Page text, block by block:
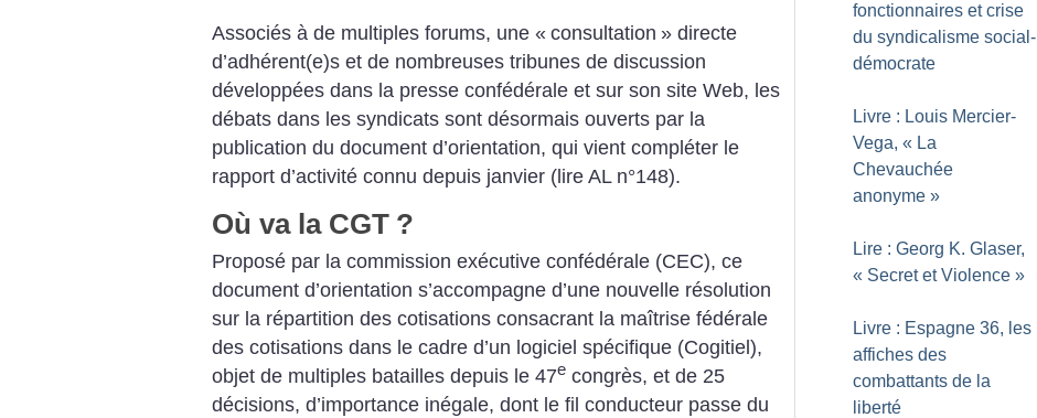
Associés à de multiples forums, une « consultation » directe
d’adhérent(e)s et de nombreuses tribunes de discussion
développées dans la presse confédérale et sur son site Web, les
débats dans les syndicats sont désormais ouverts par la
publication du document d’orientation, qui vient compléter le
rapport d’activité connu depuis janvier (lire AL n°148).
Où va la CGT ?
Proposé par la commission exécutive confédérale (CEC), ce
document d’orientation s’accompagne d’une nouvelle résolution
sur la répartition des cotisations consacrant la maîtrise fédérale
des cotisations dans le cadre d’un logiciel spécifique (Cogitiel),
objet de multiples batailles depuis le 47e congrès, et de 25
décisions, d’importance inégale, dont le fil conducteur passe du
fonctionnaires et crise
du syndicalisme social-
démocrate
Livre : Louis Mercier-
Vega, « La
Chevauchée
anonyme »
Lire : Georg K. Glaser,
« Secret et Violence »
Livre : Espagne 36, les
affiches des
combattants de la
liberté